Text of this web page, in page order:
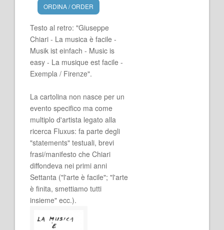
ORDINA / ORDER
Testo al retro: "Giuseppe
Chiari - La musica è facile -
Musik ist einfach - Music is
easy - La musique est facile -
Exempla / Firenze".
La cartolina non nasce per un
evento specifico ma come
multiplo d'artista legato alla
ricerca Fluxus: fa parte degli
"statements" testuali, brevi
frasi/manifesto che Chiari
diffondeva nei primi anni
Settanta ("l'arte è facile"; "l'arte
è finita, smettiamo tutti
insieme" ecc.).